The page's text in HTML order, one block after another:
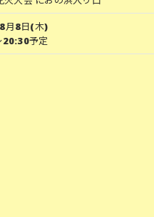
月8日(木)
予定